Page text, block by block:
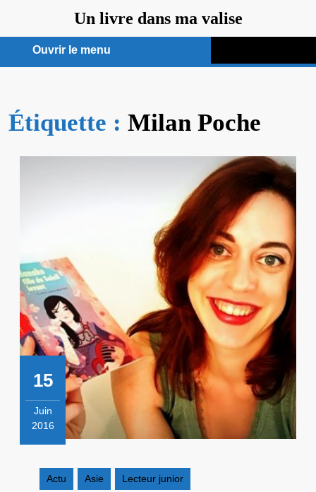
contenu
Un livre dans ma valise
Ouvrir le menu
menu
Étiquette : Milan Poche
15
Juin
2016
2016
Actu
Asie Lecteur junior